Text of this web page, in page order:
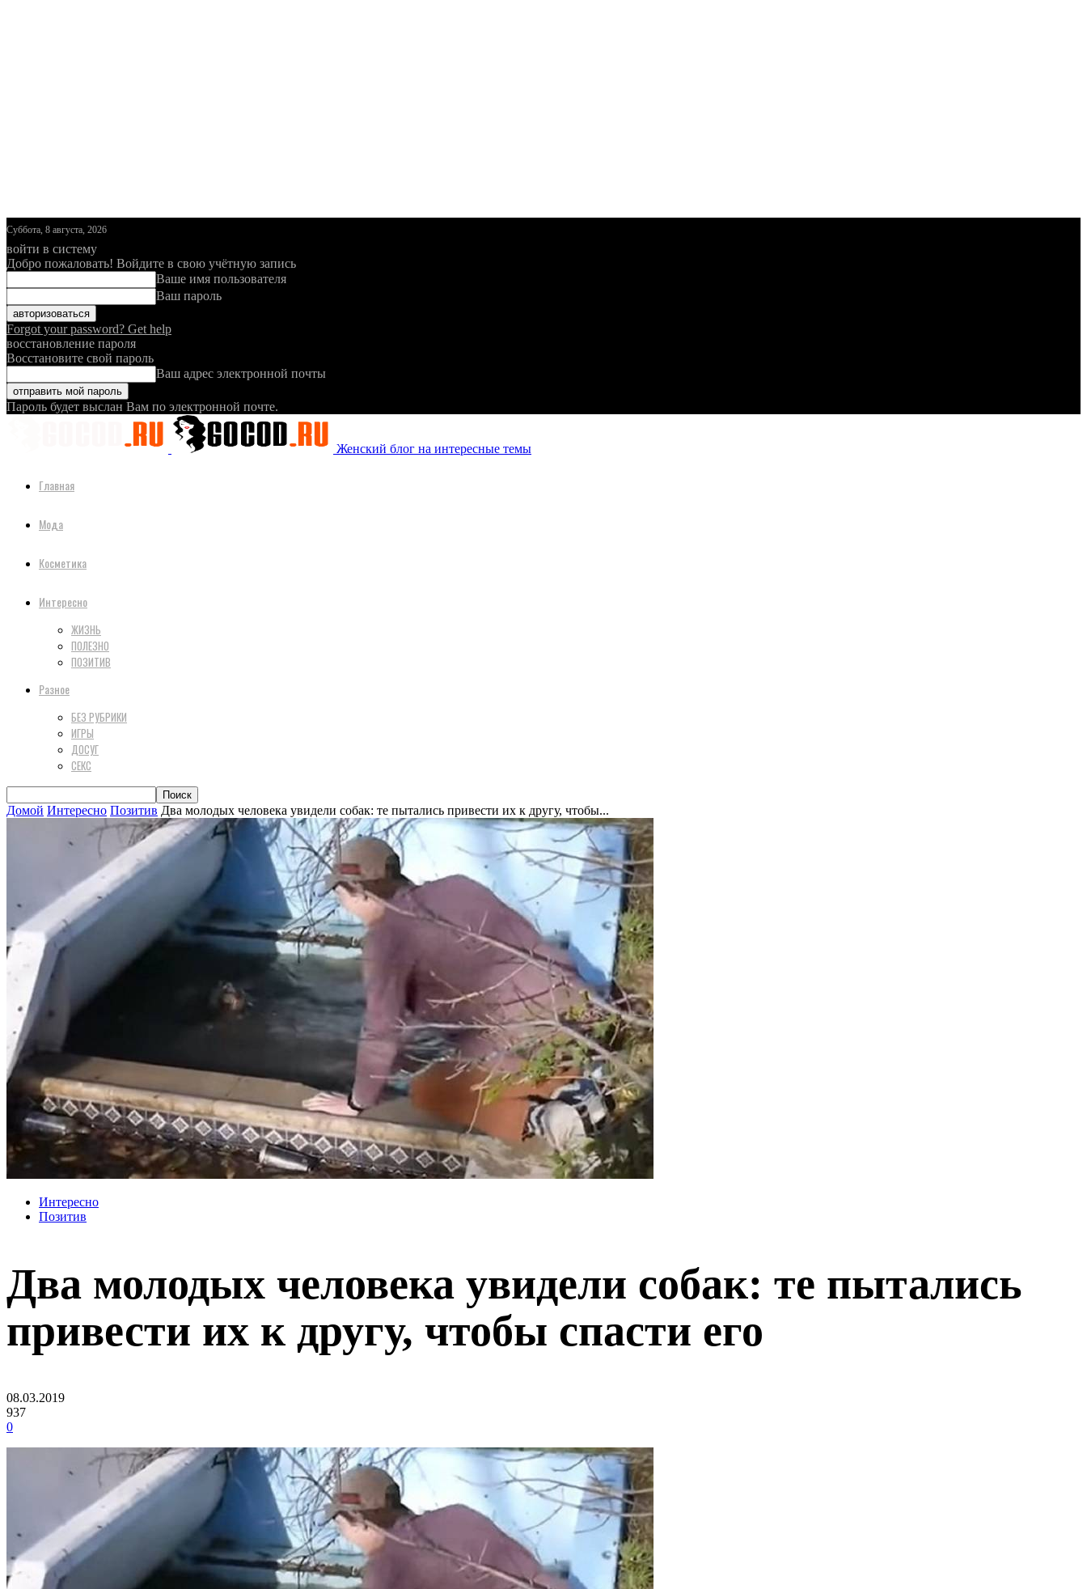
Суббота, 8 августа, 2026
войти в систему
Добро пожаловать! Войдите в свою учётную запись
Ваше имя пользователя
Ваш пароль
Forgot your password? Get help
восстановление пароля
Восстановите свой пароль
Ваш адрес электронной почты
Пароль будет выслан Вам по электронной почте.
Женский блог на интересные темы
Главная
Мода
Косметика
Интересно
ЖИЗНЬ
ПОЛЕЗНО
ПОЗИТИВ
Разное
БЕЗ РУБРИКИ
ИГРЫ
ДОСУГ
СЕКС
Домой Интересно Позитив Два молодых человека увидели собак: те пытались привести их к другу, чтобы...
Интересно
Позитив
Два молодых человека увидели собак: те пытались
привести их к другу, чтобы спасти его
08.03.2019
937
0